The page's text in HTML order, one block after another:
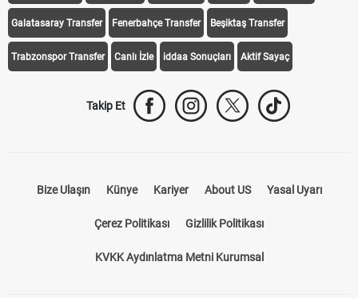
Galatasaray Transfer Fenerbahçe Transfer Beşiktaş Transfer
Trabzonspor Transfer Canlı İzle iddaa Sonuçları Aktif Sayaç
Takip Et
Bize Ulaşın Künye Kariyer About US Yasal Uyarı
Çerez Politikası Gizlilik Politikası
KVKK Aydınlatma Metni Kurumsal